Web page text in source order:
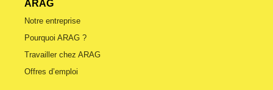
ARAG
Notre entreprise
Pourquoi ARAG ?
Travailler chez ARAG
Offres d’emploi